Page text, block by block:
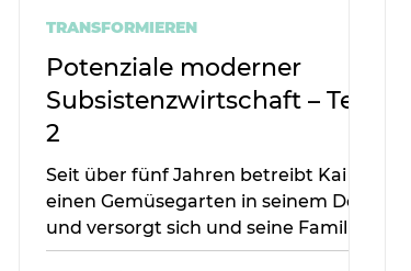
Potenziale moderner
Subsistenzwirtschaft – Teil
2
Seit über fünf Jahren betreibt Kai
einen Gemüsegarten in seinem Dorf
und versorgt sich und seine Familie
selbst mit eigenem Gemüse.
TRANSFORMIEREN